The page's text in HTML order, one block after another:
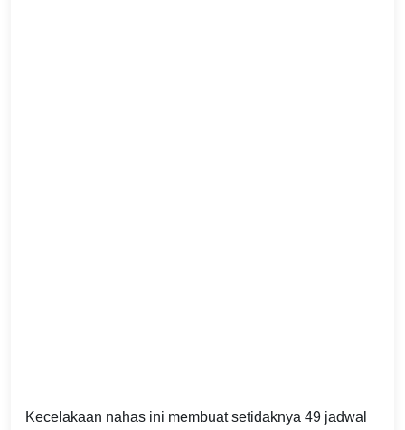
Kecelakaan nahas ini membuat setidaknya 49 jadwal